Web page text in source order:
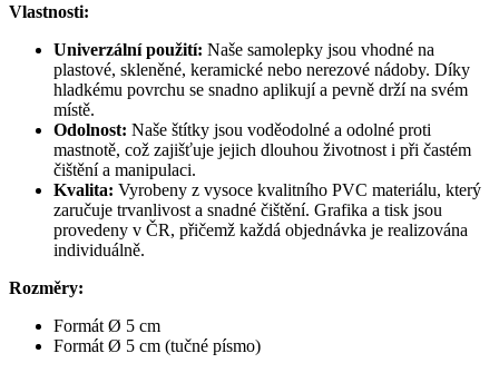
Vlastnosti:
Univerzální použití: Naše samolepky jsou vhodné na
plastové, skleněné, keramické nebo nerezové nádoby. Díky
hladkému povrchu se snadno aplikují a pevně drží na svém
místě.
Odolnost: Naše štítky jsou voděodolné a odolné proti
mastnotě, což zajišťuje jejich dlouhou životnost i při častém
čištění a manipulaci.
Kvalita: Vyrobeny z vysoce kvalitního PVC materiálu, který
zaručuje trvanlivost a snadné čištění. Grafika a tisk jsou
provedeny v ČR, přičemž každá objednávka je realizována
individuálně.
Rozměry:
Formát Ø 5 cm
Formát Ø 5 cm (tučné písmo)